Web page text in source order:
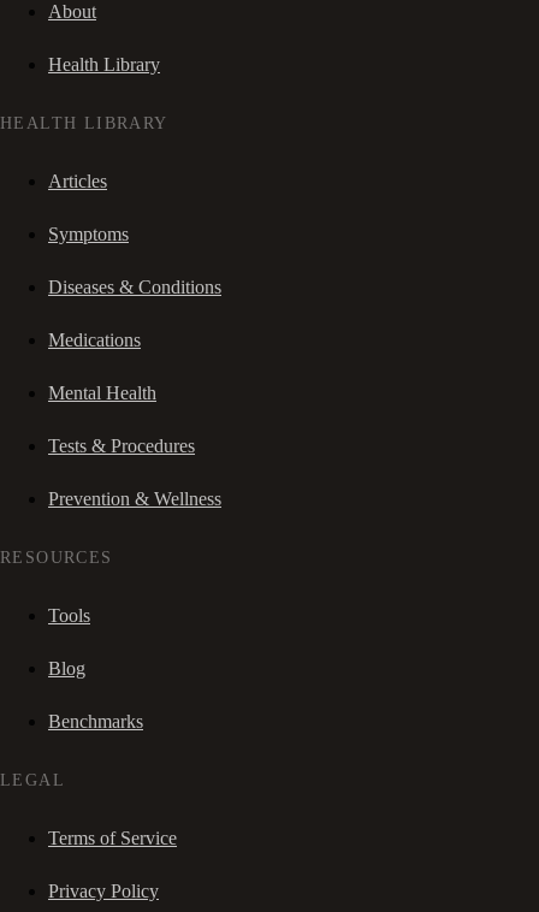
About
Health Library
HEALTH LIBRARY
Articles
Symptoms
Diseases & Conditions
Medications
Mental Health
Tests & Procedures
Prevention & Wellness
RESOURCES
Tools
Blog
Benchmarks
LEGAL
Terms of Service
Privacy Policy